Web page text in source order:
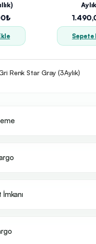
Sepete
Renk Star Gray (3Aylık)